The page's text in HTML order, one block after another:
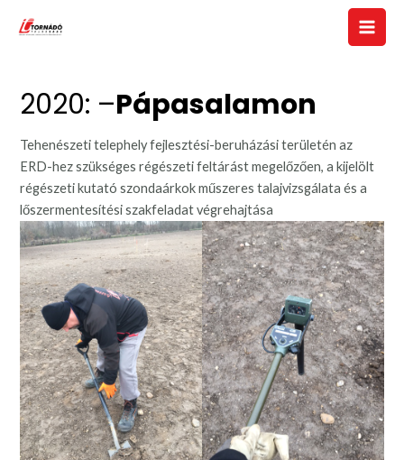
Main
2020: –Pápasalamon
Tehenészeti telephely fejlesztési-beruházási területén az
ERD-hez szükséges régészeti feltárást megelőzően, a kijelölt
régészeti kutató szondaárkok műszeres talajvizsgálata és a
lőszermentesítési szakfeladat végrehajtása